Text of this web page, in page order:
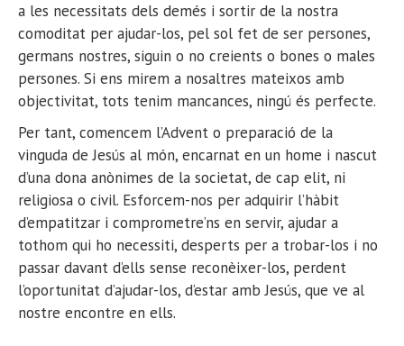
a les necessitats dels demés i sortir de la nostra
comoditat per ajudar-los, pel sol fet de ser persones,
germans nostres, siguin o no creients o bones o males
persones. Si ens mirem a nosaltres mateixos amb
objectivitat, tots tenim mancances, ningú és perfecte.
Per tant, comencem l’Advent o preparació de la
vinguda de Jesús al món, encarnat en un home i nascut
d’una dona anònimes de la societat, de cap elit, ni
religiosa o civil. Esforcem-nos per adquirir l’hàbit
d’empatitzar i comprometre’ns en servir, ajudar a
tothom qui ho necessiti, desperts per a trobar-los i no
passar davant d’ells sense reconèixer-los, perdent
l’oportunitat d’ajudar-los, d’estar amb Jesús, que ve al
nostre encontre en ells.